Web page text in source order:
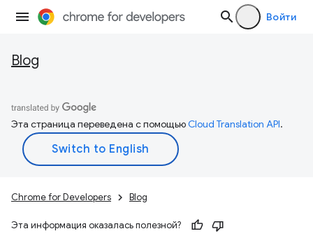
Войти
Blog
Эта страница переведена с помощьюCloud Translation API.
Chrome for Developers Blog
Эта информация оказалась полезной?